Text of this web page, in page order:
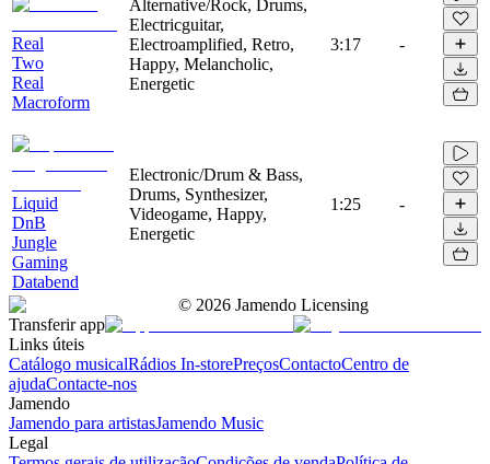
Real
Two
Real
Macroform
Alternative/Rock, Drums,
Electricguitar,
Electroamplified, Retro,
Happy, Melancholic,
Energetic
3:17 -
Liquid
DnB
Jungle
Gaming
Databend
Electronic/Drum & Bass,
Drums, Synthesizer,
Videogame, Happy,
Energetic
1:25 -
© 2026 Jamendo Licensing
Transferir app
Links úteis
Catálogo musicalRádios In-storePreçosContactoCentro de
ajudaContacte-nos
Jamendo
Jamendo para artistasJamendo Music
Legal